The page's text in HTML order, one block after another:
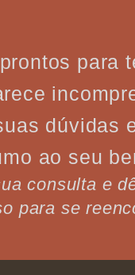
para
dúvidas
ao seu
consulta e
para se